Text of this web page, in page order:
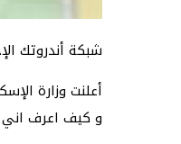
شبكة أندروتك
أعلنت وزارة
و كيف اعرف